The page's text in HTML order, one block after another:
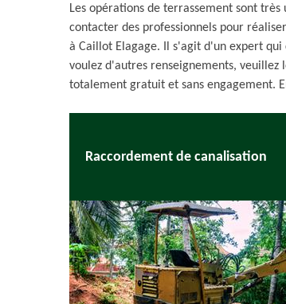
Les opérations de terrassement sont
contacter des professionnels pour
à Caillot Elagage. Il s'agit d'un expert
voulez d'autres renseignements,
totalement gratuit et sans engagement.
Raccordement de canalisation